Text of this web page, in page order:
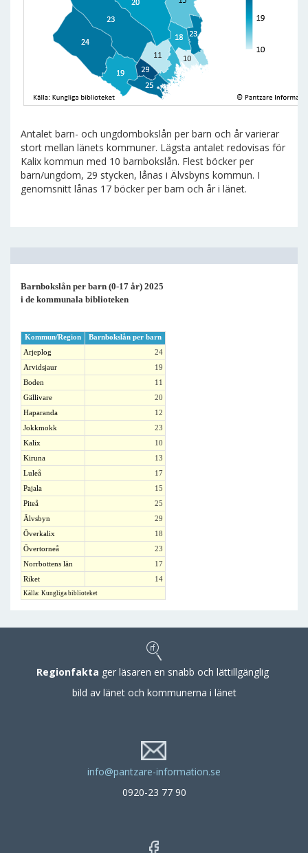
Antalet barn- och ungdombokslån per barn och år varierar
stort mellan länets kommuner. Lägsta antalet redovisas för
Kalix kommun med 10 barnbokslån. Flest böcker per
barn/ungdom, 29 stycken, lånas i Älvsbyns kommun. I
genomsnitt lånas 17 böcker per barn och år i länet.
Barnbokslån per barn (0-17 år) 2025
i de kommunala biblioteken
Kommun/Region
Barnbokslån per barn
Arjeplog
24
Arvidsjaur
19
Boden
11
Gällivare
20
Haparanda
12
Jokkmokk
23
Kalix
10
Kiruna
13
Luleå
17
Pajala
15
Piteå
25
Älvsbyn
29
Överkalix
18
Övertorneå
23
Norrbottens län
17
Riket
14
Källa: Kungliga biblioteket
Regionfakta ger läsaren en snabb och lättillgänglig
bild av länet och kommunerna i länet
info@pantzare-information.se
0920-23 77 90